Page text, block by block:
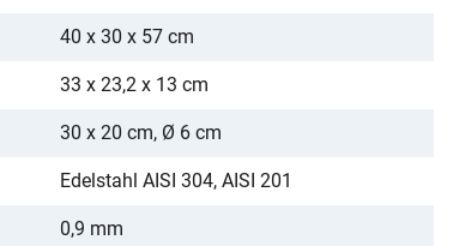
40 x 30 x 57 cm
33 x 23,2 x 13 cm
30 x 20 cm, Ø 6 cm
Edelstahl AISI 304, AISI 201
0,9 mm